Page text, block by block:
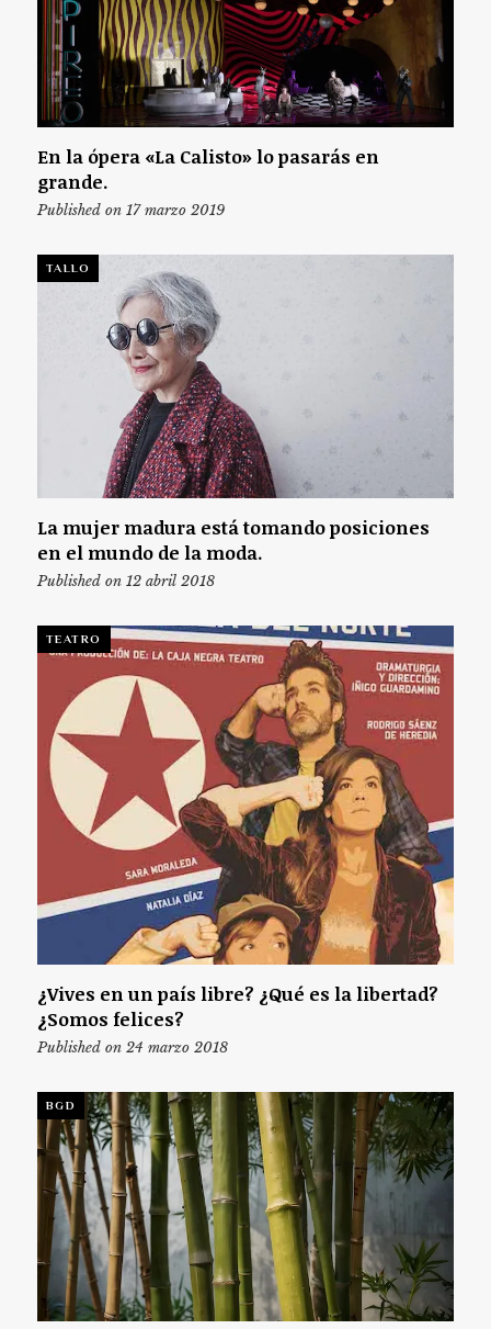
En la ópera «La Calisto» lo pasarás en
grande.
Published on 17 marzo 2019
TALLO
La mujer madura está tomando posiciones
en el mundo de la moda.
Published on 12 abril 2018
TEATRO
¿Vives en un país libre? ¿Qué es la libertad?
¿Somos felices?
Published on 24 marzo 2018
BGD